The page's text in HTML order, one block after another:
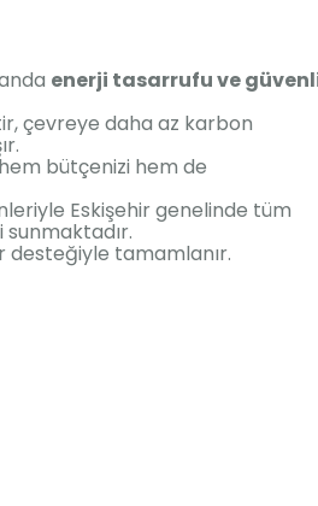
enerji tasarrufu ve
çevreye daha az karbon
bütçenizi hem de
Eskişehir genelinde tüm
desteğiyle tamamlanır.